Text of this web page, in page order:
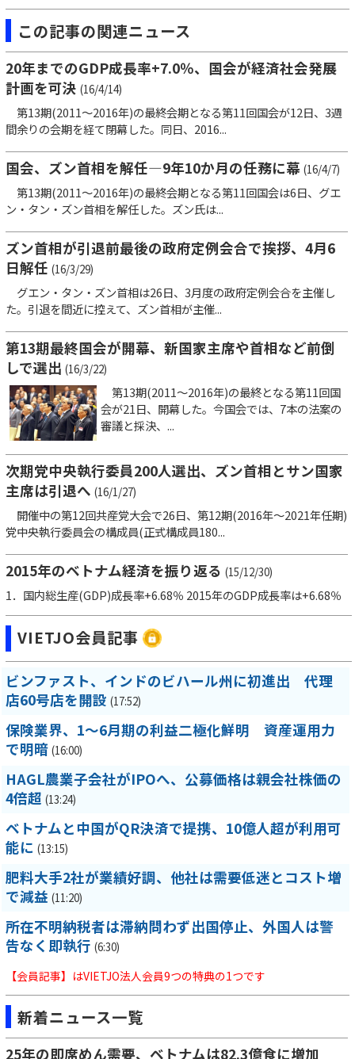
この記事の関連ニュース
20年までのGDP成長率+7.0％、国会が経済社会発展
計画を可決 (16/4/14)
第13期(2011～2016年)の最終会期となる第11回国会が12日、3週
間余りの会期を経て閉幕した。同日、2016...
国会、ズン首相を解任―9年10か月の任務に幕 (16/4/7)
第13期(2011～2016年)の最終会期となる第11回国会は6日、グエ
ン・タン・ズン首相を解任した。ズン氏は...
ズン首相が引退前最後の政府定例会合で挨拶、4月6
日解任 (16/3/29)
グエン・タン・ズン首相は26日、3月度の政府定例会合を主催し
た。引退を間近に控えて、ズン首相が主催...
第13期最終国会が開幕、新国家主席や首相など前倒
しで選出 (16/3/22)
第13期(2011～2016年)の最終となる第11回国
会が21日、開幕した。今国会では、7本の法案の
審議と採決、...
次期党中央執行委員200人選出、ズン首相とサン国家
主席は引退へ (16/1/27)
開催中の第12回共産党大会で26日、第12期(2016年～2021年任期)
党中央執行委員会の構成員(正式構成員180...
2015年のベトナム経済を振り返る (15/12/30)
1．国内総生産(GDP)成長率+6.68％ 2015年のGDP成長率は+6.68％
VIETJO会員記事
ビンファスト、インドのビハール州に初進出 代理
店60号店を開設 (17:52)
保険業界、1～6月期の利益二極化鮮明 資産運用力
で明暗 (16:00)
HAGL農業子会社がIPOへ、公募価格は親会社株価の
4倍超 (13:24)
ベトナムと中国がQR決済で提携、10億人超が利用可
能に (13:15)
肥料大手2社が業績好調、他社は需要低迷とコスト増
で減益 (11:20)
所在不明納税者は滞納問わず出国停止、外国人は警
告なく即執行 (6:30)
【会員記事】はVIETJO法人会員9つの特典の1つです
新着ニュース一覧
25年の即席めん需要、ベトナムは82.3億食に増加